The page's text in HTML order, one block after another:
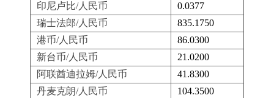
印尼卢比/人民币
0.0377
瑞士法郎/人民币
835.1750
港币/人民币
86.0300
新台币/人民币
21.0200
阿联酋迪拉姆/人民币
41.8300
丹麦克朗/人民币
104.3500